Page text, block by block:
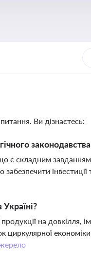
Ви дізнаєтесь:
є складним
інвестиції
на довкілля,